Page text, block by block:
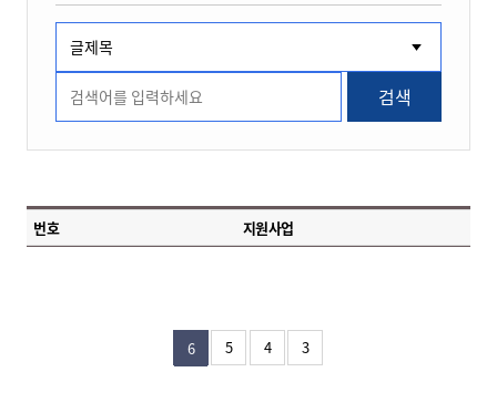
검색
번호 지원사업
6 5 4 3